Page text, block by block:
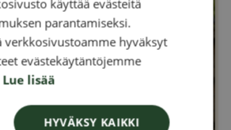
FINNISH
DANISH
NORWEGIAN
käyttää evästeitä
parantamiseksi.
verkkosivustoamme hyväksyt
evästekäytäntöjemme
Lue lisää
HYVÄKSY KAIKKI